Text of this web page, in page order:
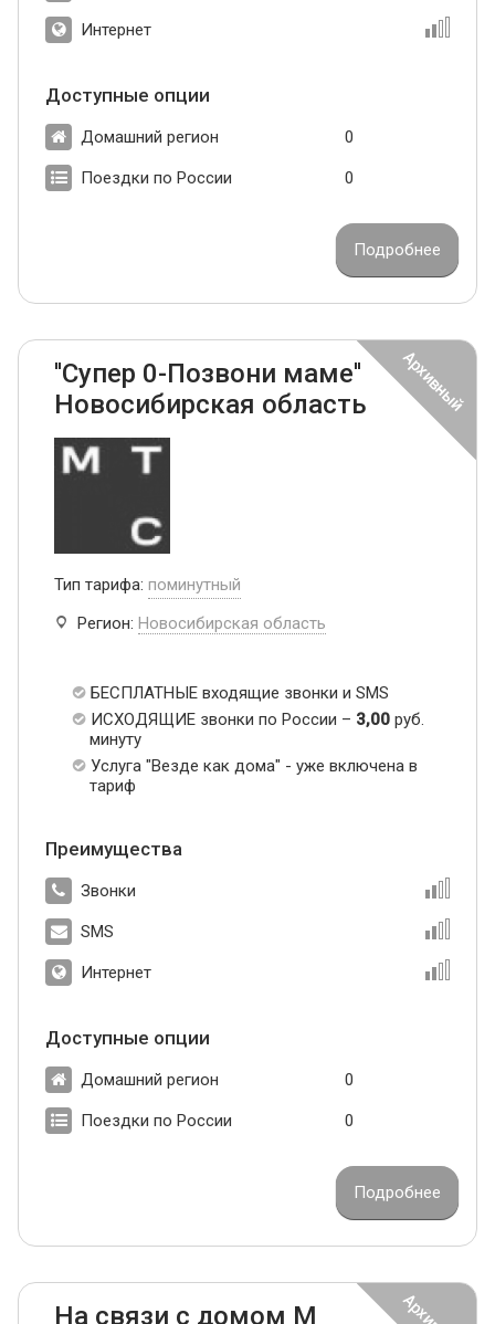
Интернет
Доступные опции
Домашний регион 0
Поездки по России 0
Подробнее
''Супер 0-Позвони маме''
Новосибирская область
Тип тарифа: поминутный
Регион: Новосибирская область
БЕСПЛАТНЫЕ входящие звонки и SMS
ИСХОДЯЩИЕ звонки по России – 3,00 руб.
минуту
Услуга "Везде как дома" - уже включена в
тариф
Преимущества
Звонки
SMS
Интернет
Доступные опции
Домашний регион 0
Поездки по России 0
Подробнее
На связи с домом М